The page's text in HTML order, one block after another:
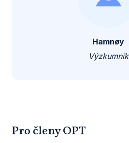
Hamnøy
Výzkumník
Pro členy OPT